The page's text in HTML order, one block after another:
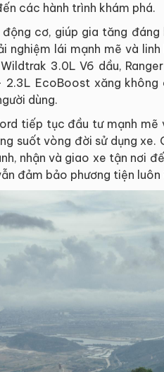
các hành trình khám phá.
cơ, giúp gia tăng
nghiệm lái mạnh mẽ và
3.0L V6 dầu,
2.3L EcoBoost xăng
dùng.
tiếp tục đầu tư mạnh
suốt vòng đời sử dụng xe.
nhận và giao xe tận nơi
đảm bảo phương tiện